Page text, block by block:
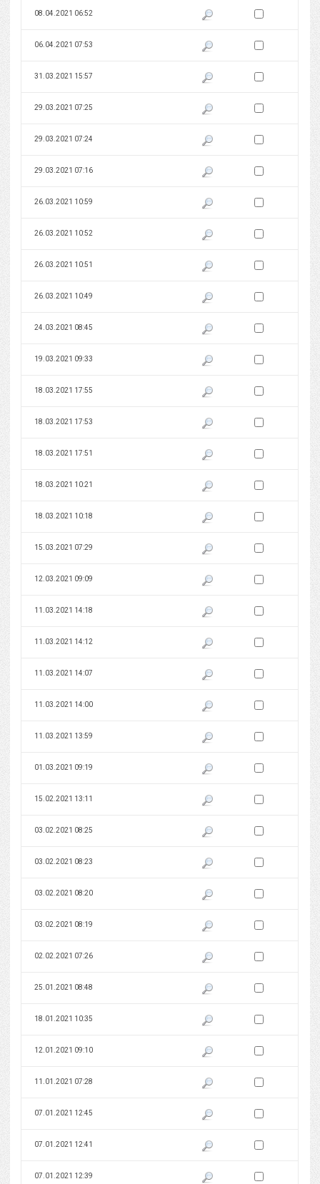
08.04.2021 06:52 Pokaż podgląd wersji z dnia
Zaznacz wersję do
06.04.2021 07:53 Pokaż podgląd wersji z dnia
Zaznacz wersję do
31.03.2021 15:57 Pokaż podgląd wersji z dnia
Zaznacz wersję do
29.03.2021 07:25 Pokaż podgląd wersji z dnia
Zaznacz wersję do
29.03.2021 07:24 Pokaż podgląd wersji z dnia
Zaznacz wersję do
29.03.2021 07:16 Pokaż podgląd wersji z dnia
Zaznacz wersję do
26.03.2021 10:59 Pokaż podgląd wersji z dnia
Zaznacz wersję do
26.03.2021 10:52 Pokaż podgląd wersji z dnia
Zaznacz wersję do
26.03.2021 10:51 Pokaż podgląd wersji z dnia
Zaznacz wersję do
26.03.2021 10:49 Pokaż podgląd wersji z dnia
Zaznacz wersję do
24.03.2021 08:45 Pokaż podgląd wersji z dnia
Zaznacz wersję do
19.03.2021 09:33 Pokaż podgląd wersji z dnia
Zaznacz wersję do
18.03.2021 17:55 Pokaż podgląd wersji z dnia
Zaznacz wersję do
18.03.2021 17:53 Pokaż podgląd wersji z dnia
Zaznacz wersję do
18.03.2021 17:51 Pokaż podgląd wersji z dnia
Zaznacz wersję do
18.03.2021 10:21 Pokaż podgląd wersji z dnia
Zaznacz wersję do
18.03.2021 10:18 Pokaż podgląd wersji z dnia
Zaznacz wersję do
15.03.2021 07:29 Pokaż podgląd wersji z dnia
Zaznacz wersję do
12.03.2021 09:09 Pokaż podgląd wersji z dnia
Zaznacz wersję do
11.03.2021 14:18 Pokaż podgląd wersji z dnia
Zaznacz wersję do
11.03.2021 14:12 Pokaż podgląd wersji z dnia
Zaznacz wersję do
11.03.2021 14:07 Pokaż podgląd wersji z dnia
Zaznacz wersję do
11.03.2021 14:00 Pokaż podgląd wersji z dnia
Zaznacz wersję do
11.03.2021 13:59 Pokaż podgląd wersji z dnia
Zaznacz wersję do
01.03.2021 09:19 Pokaż podgląd wersji z dnia
Zaznacz wersję do
15.02.2021 13:11 Pokaż podgląd wersji z dnia
Zaznacz wersję do
03.02.2021 08:25 Pokaż podgląd wersji z dnia
Zaznacz wersję do
03.02.2021 08:23 Pokaż podgląd wersji z dnia
Zaznacz wersję do
03.02.2021 08:20 Pokaż podgląd wersji z dnia
Zaznacz wersję do
03.02.2021 08:19 Pokaż podgląd wersji z dnia
Zaznacz wersję do
02.02.2021 07:26 Pokaż podgląd wersji z dnia
Zaznacz wersję do
25.01.2021 08:48 Pokaż podgląd wersji z dnia
Zaznacz wersję do
18.01.2021 10:35 Pokaż podgląd wersji z dnia
Zaznacz wersję do
12.01.2021 09:10 Pokaż podgląd wersji z dnia
Zaznacz wersję do
11.01.2021 07:28 Pokaż podgląd wersji z dnia
Zaznacz wersję do
07.01.2021 12:45 Pokaż podgląd wersji z dnia
Zaznacz wersję do
07.01.2021 12:41 Pokaż podgląd wersji z dnia
Zaznacz wersję do
07.01.2021 12:39 Pokaż podgląd wersji z dnia
Zaznacz wersję do